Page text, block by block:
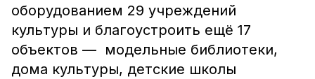
оборудованием 29 учреждений
культуры и благоустроить ещё 17
объектов — модельные библиотеки,
дома культуры, детские школы